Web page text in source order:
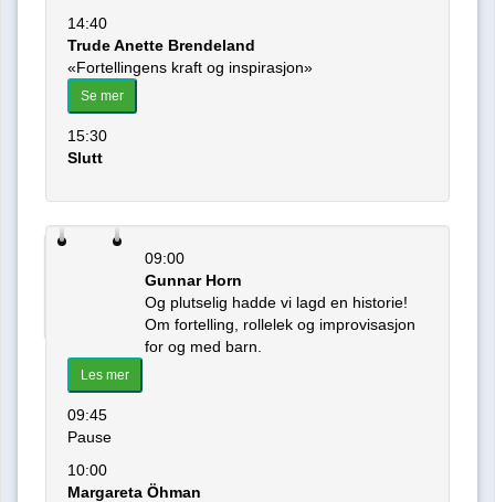
14:40
Trude Anette Brendeland
«Fortellingens kraft og inspirasjon»
Se mer
15:30
Slutt
09:00
Gunnar Horn
Og plutselig hadde vi lagd en historie!
Om fortelling, rollelek og improvisasjon
for og med barn.
Les mer
09:45
Pause
10:00
Margareta Öhman